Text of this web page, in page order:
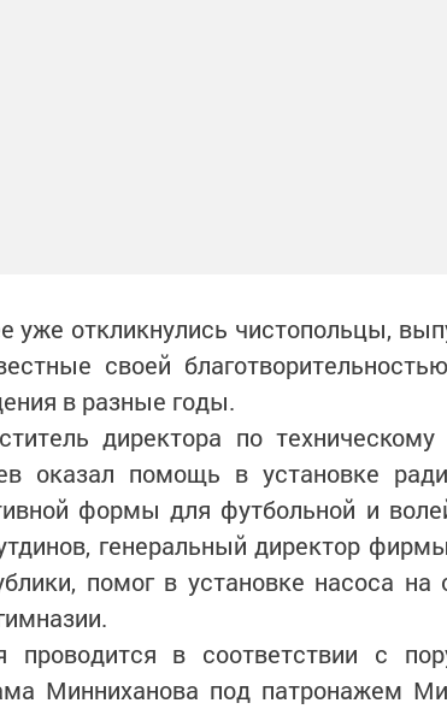
уже откликнулись чистопольцы,
своей
в разные годы.
директора по
оказал помощь в установке
формы для футбольной и
генеральный директор
помог в установке насоса
проводится в соответствии с
Минниханова под патронажем